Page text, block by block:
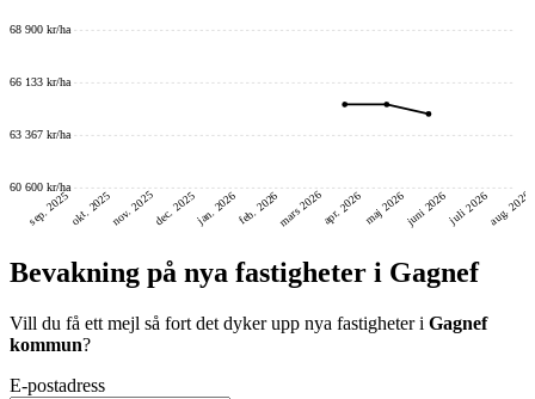
60 600 kr/ha
63 367 kr/ha
66 133 kr/ha
68 900 kr/ha
sep. 2025okt. 2025nov. 2025dec. 2025jan. 2026feb. 2026mars 2026apr. 2026maj 2026juni 2026juli 2026aug. 2026
Bevakning på nya fastigheter i Gagnef
Vill du få ett mejl så fort det dyker upp nya fastigheter i Gagnef
kommun?
E-postadress